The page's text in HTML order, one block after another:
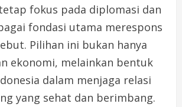
fokus pada diplomasi dan
fondasi utama merespons
Pilihan ini bukan hanya
ekonomi, melainkan bentuk
dalam menjaga relasi
yang sehat dan berimbang.